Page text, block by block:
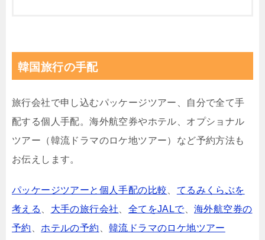
韓国旅行の手配
旅行会社で申し込むパッケージツアー、自分で全て手
配する個人手配。海外航空券やホテル、オプショナル
ツアー（韓流ドラマのロケ地ツアー）など予約方法も
お伝えします。
パッケージツアーと個人手配の比較
てるみくらぶを
考える
大手の旅行会社 全てをJALで、海外航空券の
予約
ホテルの予約 、韓流ドラマのロケ地ツアー